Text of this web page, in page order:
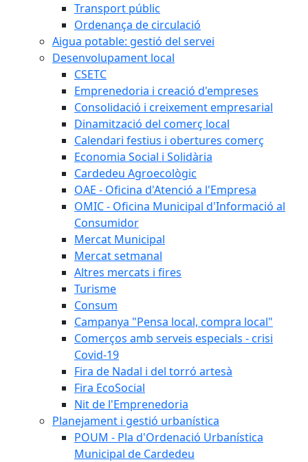
Transport públic
Ordenança de circulació
Aigua potable: gestió del servei
Desenvolupament local
CSETC
Emprenedoria i creació d'empreses
Consolidació i creixement empresarial
Dinamització del comerç local
Calendari festius i obertures comerç
Economia Social i Solidària
Cardedeu Agroecològic
OAE - Oficina d'Atenció a l'Empresa
OMIC - Oficina Municipal d'Informació al
Consumidor
Mercat Municipal
Mercat setmanal
Altres mercats i fires
Turisme
Consum
Campanya "Pensa local, compra local"
Comerços amb serveis especials - crisi
Covid-19
Fira de Nadal i del torró artesà
Fira EcoSocial
Nit de l'Emprenedoria
Planejament i gestió urbanística
POUM - Pla d'Ordenació Urbanística
Municipal de Cardedeu